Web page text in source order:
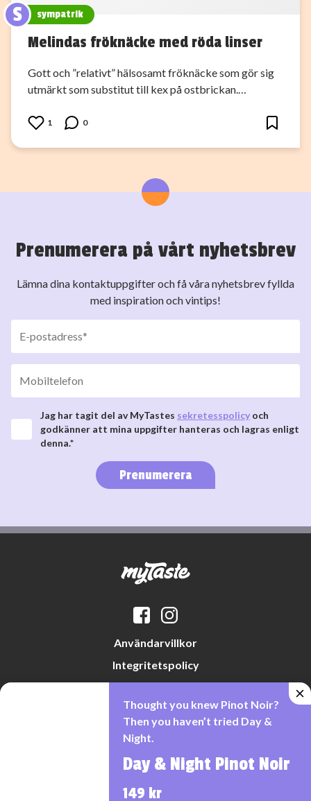
S sympatrik
Melindas fröknäcke med röda linser
Gott och ”relativt” hälsosamt fröknäcke som gör sig
utmärkt som substitut till kex på ostbrickan.…
1 0
Prenumerera på vårt nyhetsbrev
Lämna dina kontaktuppgifter och få våra nyhetsbrev fyllda
med inspiration och vintips!
Jag har tagit del av MyTastes sekretesspolicy och
godkänner att mina uppgifter hanteras och lagras enligt
denna.*
Prenumerera
Användarvillkor
Integritetspolicy
Cookiepolicy
Denna webbplats drivs av Vinklubben i Norden AB
Thought you knew Pinot Noir?
Then you haven’t tried Day &
Night.
Day & Night Pinot Noir
149 kr